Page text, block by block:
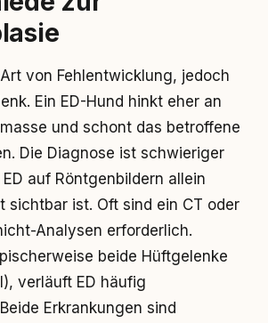
von Fehlentwicklung, jedoch
Ein ED-Hund hinkt eher an
und schont das betroffene
Die Diagnose ist schwieriger
auf Röntgenbildern allein
sichtbar ist. Oft sind ein CT oder
Analysen erforderlich.
beide Hüftgelenke
verläuft ED häufig
Erkrankungen sind